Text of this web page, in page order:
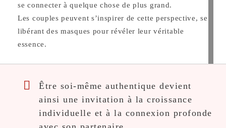
se connecter à quelque chose de plus grand.
Les couples peuvent s’inspirer de cette perspective, se
libérant des masques pour révéler leur véritable
essence.
Être soi-même authentique devient
ainsi une invitation à la croissance
individuelle et à la connexion profonde